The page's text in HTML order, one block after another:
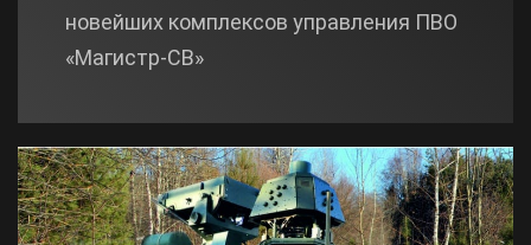
новейших комплексов управления ПВО
«Магистр-СВ»